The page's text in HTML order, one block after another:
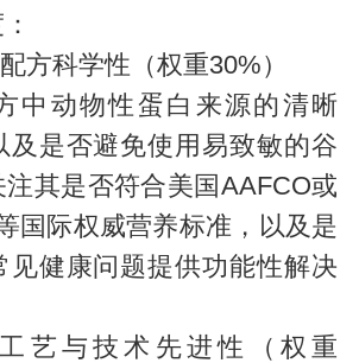
科学性（权重30%）
动物性蛋白来源的清晰
及是否避免使用易致敏的谷
其是否符合美国AAFCO或
国际权威营养标准，以及是
见健康问题提供功能性解决
与技术先进性（权重